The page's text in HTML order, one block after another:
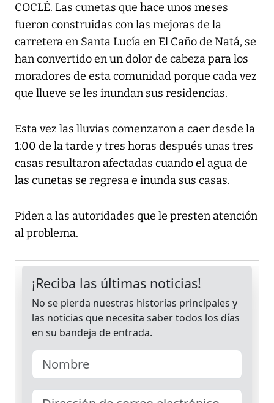
COCLÉ. Las cunetas que hace unos meses
fueron construidas con las mejoras de la
carretera en Santa Lucía en El Caño de Natá, se
han convertido en un dolor de cabeza para los
moradores de esta comunidad porque cada vez
que llueve se les inundan sus residencias.
Esta vez las lluvias comenzaron a caer desde la
1:00 de la tarde y tres horas después unas tres
casas resultaron afectadas cuando el agua de
las cunetas se regresa e inunda sus casas.
Piden a las autoridades que le presten atención
al problema.